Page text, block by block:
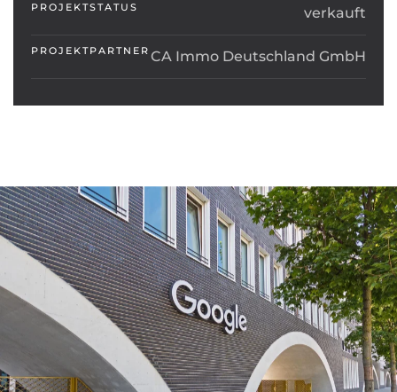
PROJEKTSTATUS verkauft
PROJEKTPARTNER CA Immo Deutschland GmbH